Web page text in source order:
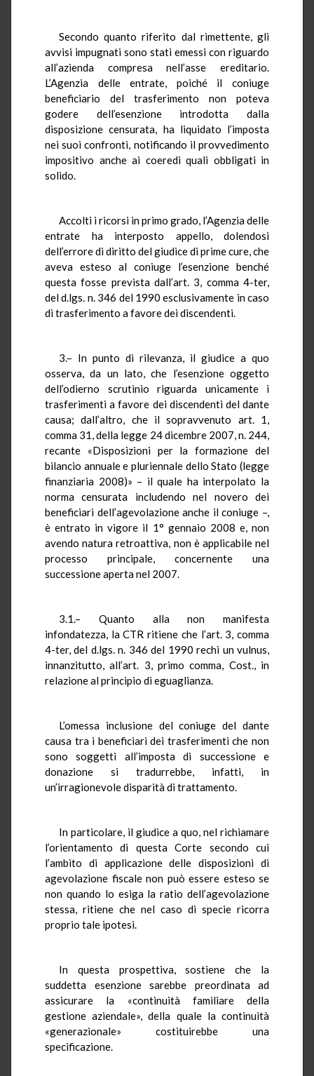
Secondo quanto riferito dal rimettente, gli
avvisi impugnati sono stati emessi con riguardo
all’azienda compresa nell’asse ereditario.
L’Agenzia delle entrate, poiché il coniuge
beneficiario del trasferimento non poteva
godere dell’esenzione introdotta dalla
disposizione censurata, ha liquidato l’imposta
nei suoi confronti, notificando il provvedimento
impositivo anche ai coeredi quali obbligati in
solido.
Accolti i ricorsi in primo grado, l’Agenzia delle
entrate ha interposto appello, dolendosi
dell’errore di diritto del giudice di prime cure, che
aveva esteso al coniuge l’esenzione benché
questa fosse prevista dall’art. 3, comma 4-ter,
del d.lgs. n. 346 del 1990 esclusivamente in caso
di trasferimento a favore dei discendenti.
3.– In punto di rilevanza, il giudice a quo
osserva, da un lato, che l’esenzione oggetto
dell’odierno scrutinio riguarda unicamente i
trasferimenti a favore dei discendenti del dante
causa; dall’altro, che il sopravvenuto art. 1,
comma 31, della legge 24 dicembre 2007, n. 244,
recante «Disposizioni per la formazione del
bilancio annuale e pluriennale dello Stato (legge
finanziaria 2008)» – il quale ha interpolato la
norma censurata includendo nel novero dei
beneficiari dell’agevolazione anche il coniuge –,
è entrato in vigore il 1° gennaio 2008 e, non
avendo natura retroattiva, non è applicabile nel
processo principale, concernente una
successione aperta nel 2007.
3.1.– Quanto alla non manifesta
infondatezza, la CTR ritiene che l’art. 3, comma
4-ter, del d.lgs. n. 346 del 1990 rechi un vulnus,
innanzitutto, all’art. 3, primo comma, Cost., in
relazione al principio di eguaglianza.
L’omessa inclusione del coniuge del dante
causa tra i beneficiari dei trasferimenti che non
sono soggetti all’imposta di successione e
donazione si tradurrebbe, infatti, in
un’irragionevole disparità di trattamento.
In particolare, il giudice a quo, nel richiamare
l’orientamento di questa Corte secondo cui
l’ambito di applicazione delle disposizioni di
agevolazione fiscale non può essere esteso se
non quando lo esiga la ratio dell’agevolazione
stessa, ritiene che nel caso di specie ricorra
proprio tale ipotesi.
In questa prospettiva, sostiene che la
suddetta esenzione sarebbe preordinata ad
assicurare la «continuità familiare della
gestione aziendale», della quale la continuità
«generazionale» costituirebbe una
specificazione.